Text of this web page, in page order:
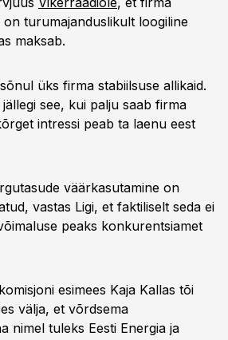
turumajanduslikult loogiline
maksab.
üks firma stabiilsuse allikaid.
see, kui palju saab firma
intressi peab ta laenu eest
väärkasutamine on
vastas Ligi, et faktiliselt seda ei
peaks konkurentsiamet
esimees Kaja Kallas tõi
välja, et võrdsema
nimel tuleks Eesti Energia ja